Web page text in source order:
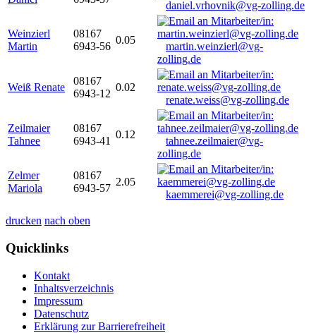
daniel.vrhovnik@vg-zolling.de
Weinzierl
Martin
08167
6943-56
0.05
martin.weinzierl@vg-
zolling.de
Weiß Renate
08167
6943-12
0.02
renate.weiss@vg-zolling.de
Zeilmaier
Tahnee
08167
6943-41
0.12
tahnee.zeilmaier@vg-
zolling.de
Zelmer
Mariola
08167
6943-57
2.05
kaemmerei@vg-zolling.de
drucken nach oben
Quicklinks
Kontakt
Inhaltsverzeichnis
Impressum
Datenschutz
Erklärung zur Barrierefreiheit